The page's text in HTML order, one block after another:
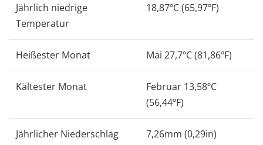
Jährlich niedrige
Temperatur
18,87ºC (65,97ºF)
Heißester Monat Mai 27,7ºC (81,86ºF)
Kältester Monat
Februar 13,58ºC
(56,44ºF)
Jährlicher Niederschlag 7,26mm (0,29in)